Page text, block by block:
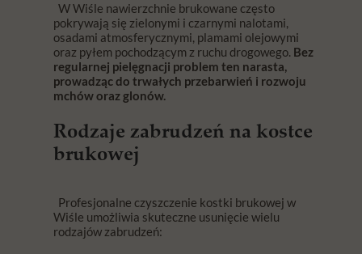
W Wiśle nawierzchnie brukowane często
pokrywają się zielonymi i czarnymi nalotami,
osadami atmosferycznymi, plamami olejowymi
oraz pyłem pochodzącym z ruchu drogowego. Bez
regularnej pielęgnacji problem ten narasta,
prowadząc do trwałych przebarwień i rozwoju
mchów oraz glonów.
Rodzaje zabrudzeń na kostce
brukowej
Profesjonalne czyszczenie kostki brukowej w
Wiśle umożliwia skuteczne usunięcie wielu
rodzajów zabrudzeń: